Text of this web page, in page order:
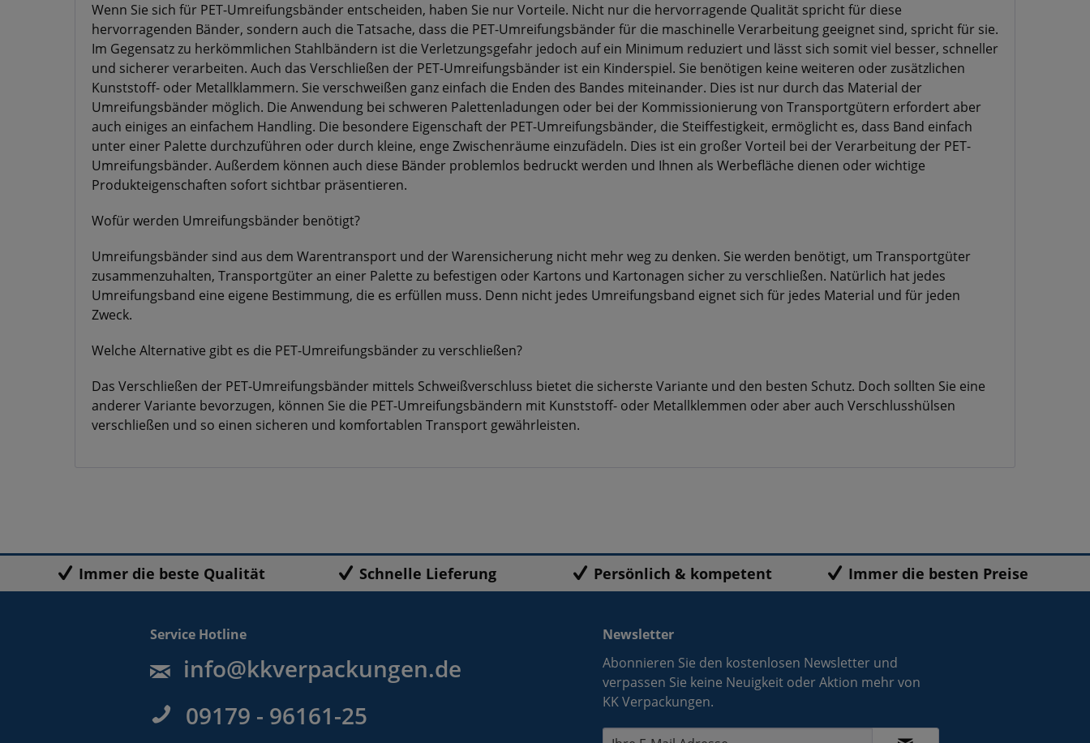
Wenn Sie sich für PET-Umreifungsbänder entscheiden, haben Sie nur Vorteile. Nicht nur die hervorragende Qualität spricht für diese
hervorragenden Bänder, sondern auch die Tatsache, dass die PET-Umreifungsbänder für die maschinelle Verarbeitung geeignet sind, spricht für sie.
Im Gegensatz zu herkömmlichen Stahlbändern ist die Verletzungsgefahr jedoch auf ein Minimum reduziert und lässt sich somit viel besser, schneller
und sicherer verarbeiten. Auch das Verschließen der PET-Umreifungsbänder ist ein Kinderspiel. Sie benötigen keine weiteren oder zusätzlichen
Kunststoff- oder Metallklammern. Sie verschweißen ganz einfach die Enden des Bandes miteinander. Dies ist nur durch das Material der
Umreifungsbänder möglich. Die Anwendung bei schweren Palettenladungen oder bei der Kommissionierung von Transportgütern erfordert aber
auch einiges an einfachem Handling. Die besondere Eigenschaft der PET-Umreifungsbänder, die Steiffestigkeit, ermöglicht es, dass Band einfach
unter einer Palette durchzuführen oder durch kleine, enge Zwischenräume einzufädeln. Dies ist ein großer Vorteil bei der Verarbeitung der PET-
Umreifungsbänder. Außerdem können auch diese Bänder problemlos bedruckt werden und Ihnen als Werbefläche dienen oder wichtige
Produkteigenschaften sofort sichtbar präsentieren.
Wofür werden Umreifungsbänder benötigt?
Umreifungsbänder sind aus dem Warentransport und der Warensicherung nicht mehr weg zu denken. Sie werden benötigt, um Transportgüter
zusammenzuhalten, Transportgüter an einer Palette zu befestigen oder Kartons und Kartonagen sicher zu verschließen. Natürlich hat jedes
Umreifungsband eine eigene Bestimmung, die es erfüllen muss. Denn nicht jedes Umreifungsband eignet sich für jedes Material und für jeden
Zweck.
Welche Alternative gibt es die PET-Umreifungsbänder zu verschließen?
Das Verschließen der PET-Umreifungsbänder mittels Schweißverschluss bietet die sicherste Variante und den besten Schutz. Doch sollten Sie eine
anderer Variante bevorzugen, können Sie die PET-Umreifungsbändern mit Kunststoff- oder Metallklemmen oder aber auch Verschlusshülsen
verschließen und so einen sicheren und komfortablen Transport gewährleisten.
Immer die beste Qualität Schnelle Lieferung Persönlich & kompetent Immer die besten Preise
Service Hotline
info@kkverpackungen.de
09179 - 96161-25
Newsletter
Abonnieren Sie den kostenlosen Newsletter und
verpassen Sie keine Neuigkeit oder Aktion mehr von
KK Verpackungen.